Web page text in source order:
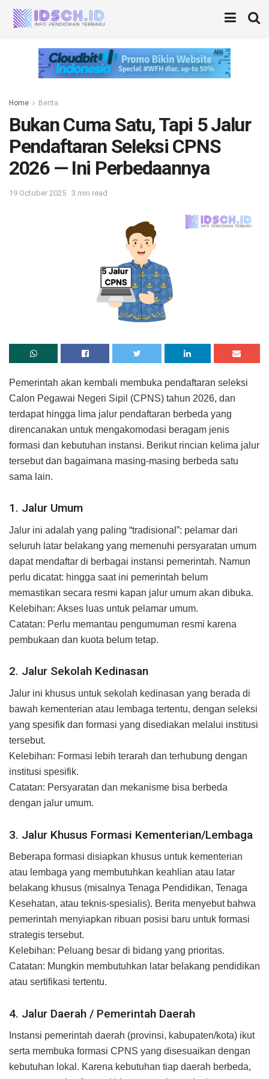
Home Berita
Bukan Cuma Satu, Tapi 5 Jalur
Pendaftaran Seleksi CPNS
2026 — Ini Perbedaannya
19 October 2025 3 min read
Pemerintah akan kembali membuka pendaftaran seleksi
Calon Pegawai Negeri Sipil (CPNS) tahun 2026, dan
terdapat hingga lima jalur pendaftaran berbeda yang
direncanakan untuk mengakomodasi beragam jenis
formasi dan kebutuhan instansi. Berikut rincian kelima jalur
tersebut dan bagaimana masing-masing berbeda satu
sama lain.
1. Jalur Umum
Jalur ini adalah yang paling “tradisional”: pelamar dari
seluruh latar belakang yang memenuhi persyaratan umum
dapat mendaftar di berbagai instansi pemerintah. Namun
perlu dicatat: hingga saat ini pemerintah belum
memastikan secara resmi kapan jalur umum akan dibuka.
Kelebihan: Akses luas untuk pelamar umum.
Catatan: Perlu memantau pengumuman resmi karena
pembukaan dan kuota belum tetap.
2. Jalur Sekolah Kedinasan
Jalur ini khusus untuk sekolah kedinasan yang berada di
bawah kementerian atau lembaga tertentu, dengan seleksi
yang spesifik dan formasi yang disediakan melalui institusi
tersebut.
Kelebihan: Formasi lebih terarah dan terhubung dengan
institusi spesifik.
Catatan: Persyaratan dan mekanisme bisa berbeda
dengan jalur umum.
3. Jalur Khusus Formasi Kementerian/Lembaga
Beberapa formasi disiapkan khusus untuk kementerian
atau lembaga yang membutuhkan keahlian atau latar
belakang khusus (misalnya Tenaga Pendidikan, Tenaga
Kesehatan, atau teknis-spesialis). Berita menyebut bahwa
pemerintah menyiapkan ribuan posisi baru untuk formasi
strategis tersebut.
Kelebihan: Peluang besar di bidang yang prioritas.
Catatan: Mungkin membutuhkan latar belakang pendidikan
atau sertifikasi tertentu.
4. Jalur Daerah / Pemerintah Daerah
Instansi pemerintah daerah (provinsi, kabupaten/kota) ikut
serta membuka formasi CPNS yang disesuaikan dengan
kebutuhan lokal. Karena kebutuhan tiap daerah berbeda,